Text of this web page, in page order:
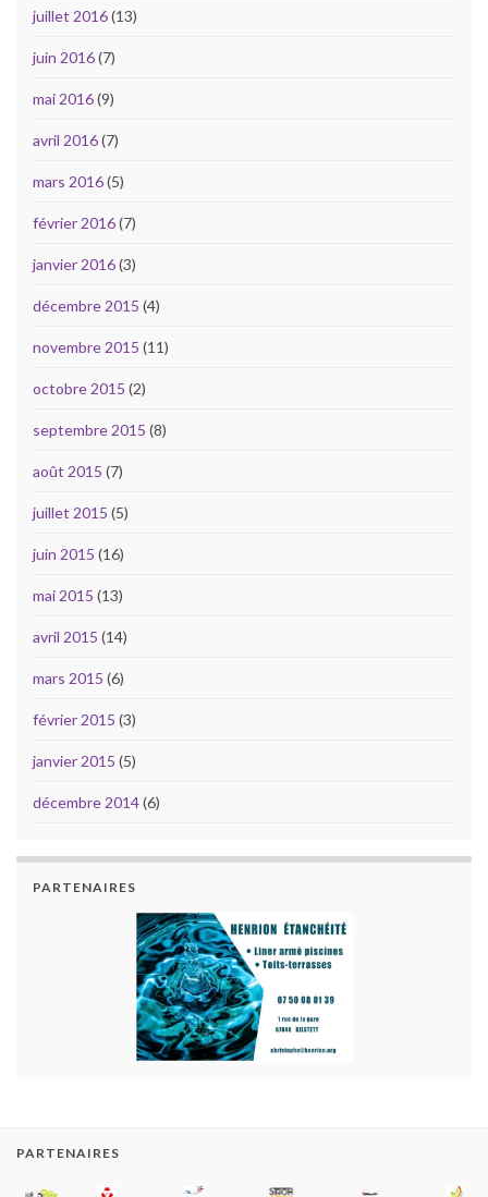
juillet 2016(13)
juin 2016(7)
mai 2016(9)
avril 2016(7)
mars 2016(5)
février 2016(7)
janvier 2016(3)
décembre 2015 (4)
novembre 2015 (11)
octobre 2015 (2)
septembre 2015 (8)
août 2015 (7)
juillet 2015 (5)
juin 2015 (16)
mai 2015 (13)
avril 2015 (14)
mars 2015 (6)
février 2015 (3)
janvier 2015 (5)
décembre 2014(6)
PARTENAIRES